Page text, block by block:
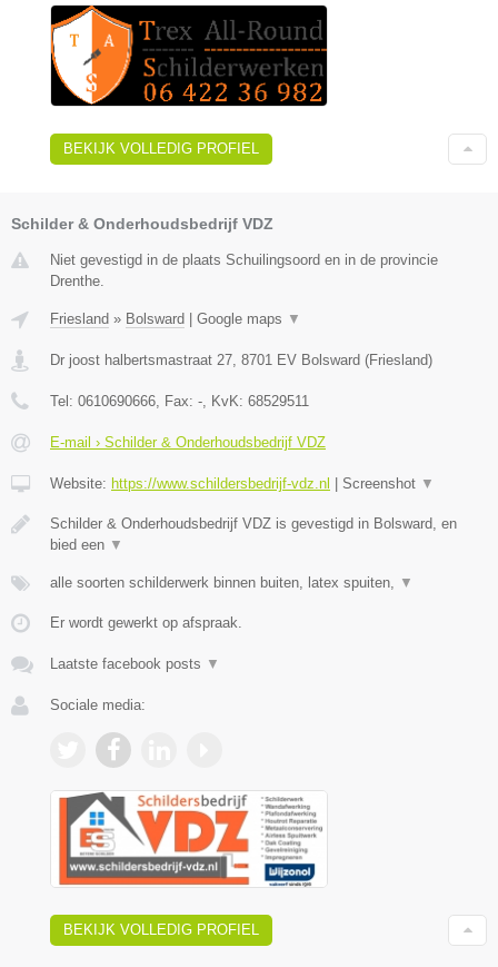
BEKIJK VOLLEDIG PROFIEL
Schilder & Onderhoudsbedrijf VDZ
Niet gevestigd in de plaats Schuilingsoord en in de provincie
Drenthe.
Friesland » Bolsward Google maps ▼
Dr joost halbertsmastraat 27 8701 EV Bolsward (Friesland)
Tel: 0610690666 , Fax: - , KvK: 68529511
E-mail › Schilder & Onderhoudsbedrijf VDZ
Website: https://www.schildersbedrijf-vdz.nl Screenshot ▼
Schilder & Onderhoudsbedrijf VDZ is gevestigd in Bolsward, en
bied een ▼
alle soorten schilderwerk binnen buiten, latex spuiten, ▼
Er wordt gewerkt op afspraak.
Laatste facebook posts ▼
Sociale media:
BEKIJK VOLLEDIG PROFIEL